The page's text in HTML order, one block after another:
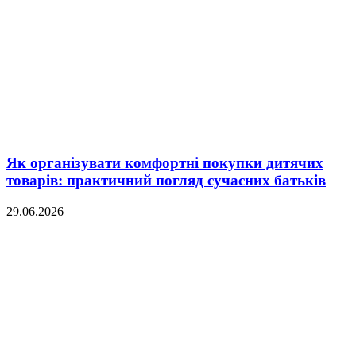
Як організувати комфортні покупки дитячих
товарів: практичний погляд сучасних батьків
29.06.2026